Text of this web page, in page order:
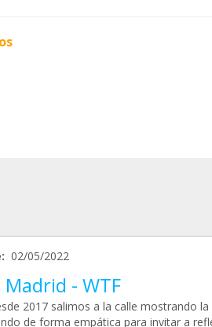
02/05/2022
- WTF
2017 salimos a la calle mostrando la
de forma empática para invitar a